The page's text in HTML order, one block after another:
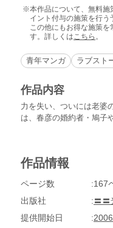
本作品について、無料施
イント付与の施策を行う
この他にもお得な施策
す。詳しくは こちら 。
青年マンガ ラブスト
作品内容
力を失い、ついには老婆
は、春彦の婚約者・鳩子
う。山師らの持つ銃や
す！銃弾を浴びて倒れた
―。
作品情報
ページ数
167
出版社
〓
提供開始日